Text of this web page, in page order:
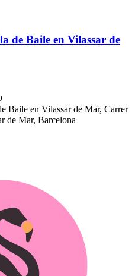
de Baile en Vilassar de
Baile en Vilassar de Mar, Carrer
de Mar, Barcelona